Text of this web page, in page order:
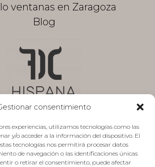
consentimiento
experiencias, utilizamos tecnologías como las
y/o acceder a la información del dispositivo. El
tecnologías nos permitirá procesar datos
de navegación o las identificaciones únicas
o retirar el consentimiento, puede afectar
ventanas en Zaragoza
Blog
Aviso legal
de privacidad